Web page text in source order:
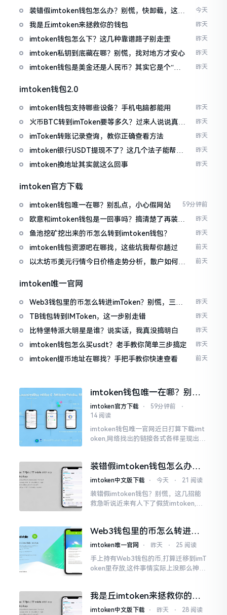
装错假imtoken钱包怎么办？别慌，快卸载，这几
招能救急
今天
我是丘imtoken来拯救你的钱包 昨天
imtoken钱包怎么下？这几种靠谱路子别走歪 昨天
imtoken私钥到底藏在哪？别慌，找对地方才安心 昨天
imtoken钱包是美金还是人民币？其实它是个“多
昨天
imtoken钱包2.0
imtoken钱包支持哪些设备？手机电脑都能用 昨天
火币BTC转到imToken要等多久？过来人说说真实
情况
昨天
imToken转账记录查询，教你正确查看方法 昨天
imtoken银行USDT提现不了？这几个法子能帮你
搞定
昨天
imtoken换地址其实就这么回事 昨天
imtoken官方下载
imtoken钱包唯一在哪？别乱点，小心假网站 59分钟前
欧意和imtoken钱包是一回事吗？搞清楚了再装钱
包
昨天
鱼池挖矿挖出来的币怎么转到imtoken钱包？ 昨天
imtoken钱包资源吧在哪找，这些坑我帮你趟过 前天
以太坊币美元行情今日价格走势分析，散户如何避
前天
imtoken唯一官网
Web3钱包里的币怎么转进imToken？别慌，三步
搞定
昨天
TB钱包转到IMToken，这一步别走错 昨天
比特堡特派大明星是谁？说实话，我真没搞明白 昨天
imtoken钱包怎么买usdt？老手教你简单三步搞定 昨天
imtoken提币地址在哪找？手把手教你快速查看 前天
imtoken钱包唯一在哪？别乱
点，小心假网站
imtoken官方下载 ⋅ 59分钟前
⋅
14 阅读
imtoken钱包唯一官网近日打算下载imt
oken,网络找出的链接各式各样呈现出乱
直忐忑不安。我折腾了好些日子
装错假imtoken钱包怎么办？
别慌，快卸载，这几招能救急
imtoken中文版下载 ⋅ 今天 ⋅ 21 阅读
装错假imtoken钱包？别慌，这几招能
救急听说近来有人下了假货imtoken,心
是陷阱。
Web3钱包里的币怎么转进
imToken？别慌，三步搞定
imtoken唯一官网 ⋅ 昨天 ⋅ 25 阅读
手上持有Web3钱包的币,打算迁移到imT
oken里存放,这件事情实际上没那么神秘
我是丘imtoken来拯救你的钱
包
imtoken中文版下载 ⋅ 昨天 ⋅ 28 阅读